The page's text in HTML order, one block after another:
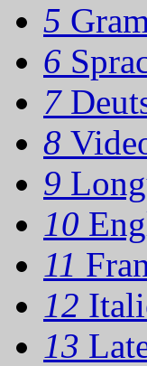
5
6
7
8
9
10
11
12
13